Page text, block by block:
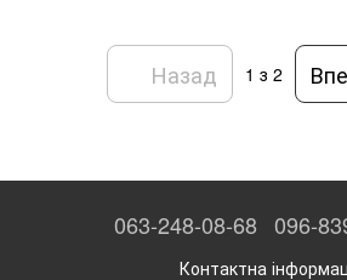
Назад 1 з 2
063-248-08-68 096-
Контактна